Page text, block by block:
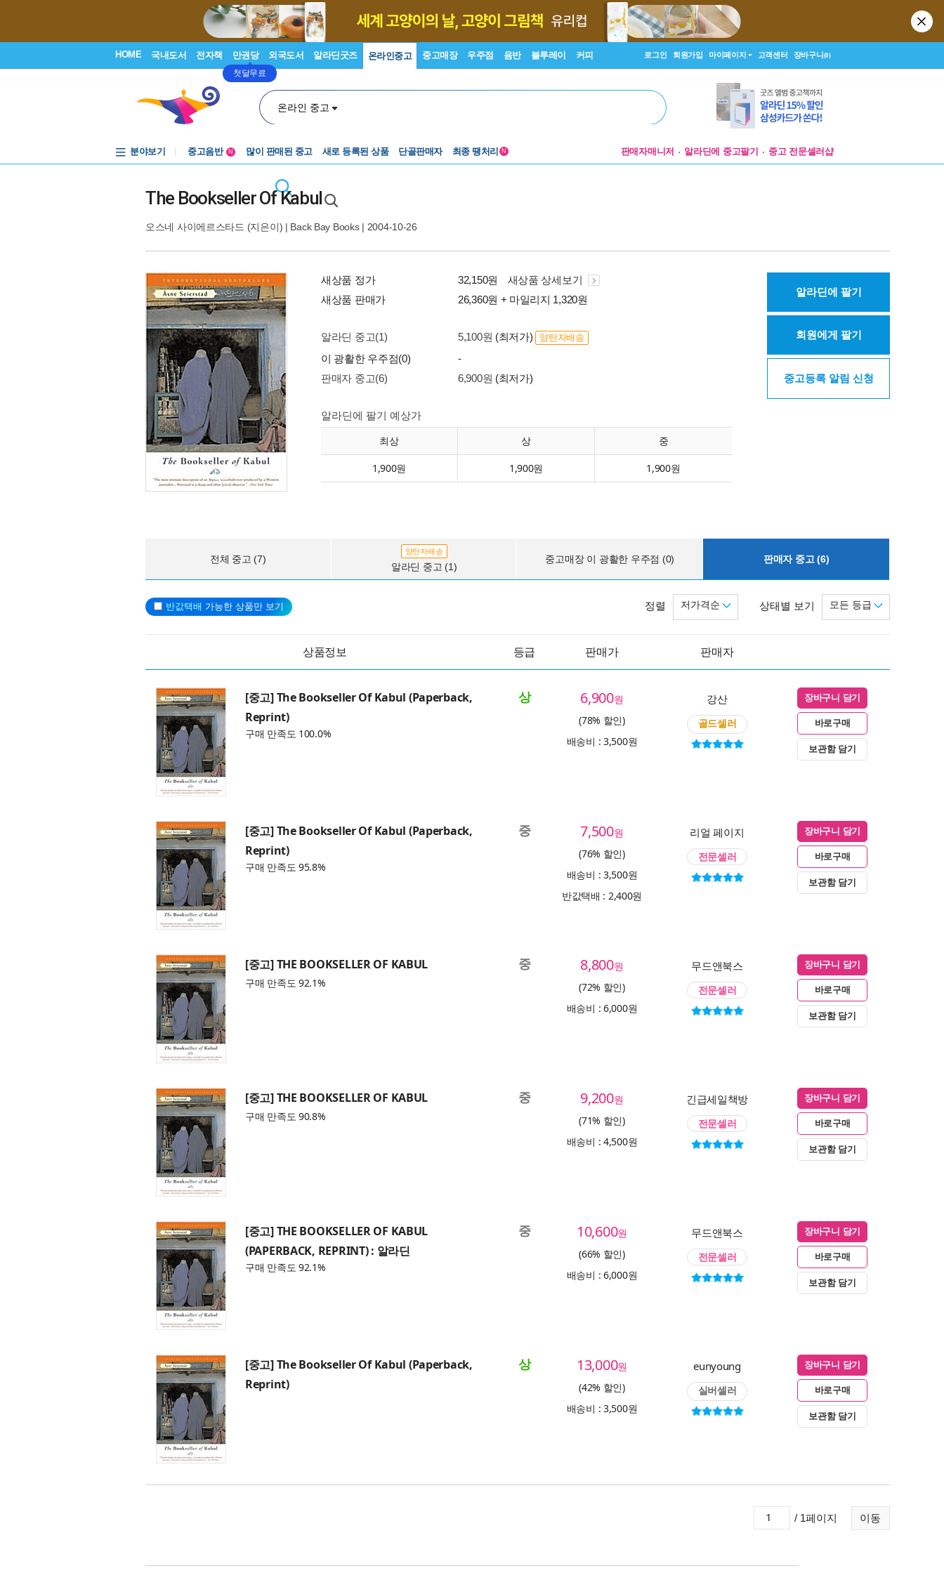
HOME 국내도서 전자책 만권당
첫달무료
외국도서 알라딘굿즈 온라인중고 중고매장 우주점 음반 블루레이 커피 로그인 회원가입 마이페이지 고객센터 장바구니(0)
온라인 중고
분야보기
중고음반
N 많이 판매된 중고 새로 등록된 상품 단골판매자 최종 땡처리 N 판매자매니저 알라딘에 중고팔기 중고 전문셀러샵
The Bookseller Of Kabul
오스네 사이에르스타드 (지은이) | Back Bay Books| 2004-10-26
새상품 정가 32,150원
새상품 상세보기
새상품 판매가
26,360원 + 마일리지 1,320원
알라딘 중고(1) 5,100원 (최저가) 양탄자배송
이 광활한 우주점(0)
-
판매자 중고(6)
6,900원 (최저가)
알라딘에 팔기 예상가
최상 상 중
1,900원 1,900원 1,900원
알라딘에 팔기
회원에게 팔기
중고등록 알림 신청
전체 중고 (7)
양탄자배송
알라딘 중고 (1)
중고매장 이 광활한 우주점 (0) 판매자 중고 (6)
반값택배 가능한 상품만 보기 상태별 보기 모든 등급
정렬 저가격순
상품정보 등급 판매가 판매자
[중고] The Bookseller Of Kabul (Paperback,
Reprint)
구매 만족도 100.0%
상 6,900원
(78% 할인)
배송비 : 3,500원
강산
골드셀러
장바구니 담기
바로구매
보관함 담기
[중고] The Bookseller Of Kabul (Paperback,
Reprint)
구매 만족도 95.8%
중 7,500원
(76% 할인)
배송비 : 3,500원
반값택배 : 2,400원
리얼 페이지
전문셀러
장바구니 담기
바로구매
보관함 담기
[중고] THE BOOKSELLER OF KABUL
구매 만족도 92.1%
중 8,800원
(72% 할인)
배송비 : 6,000원
무드앤북스
전문셀러
장바구니 담기
바로구매
보관함 담기
[중고] THE BOOKSELLER OF KABUL
구매 만족도 90.8%
중 9,200원
(71% 할인)
배송비 : 4,500원
긴급세일책방
전문셀러
장바구니 담기
바로구매
보관함 담기
[중고] THE BOOKSELLER OF KABUL
(PAPERBACK, REPRINT) : 알라딘
구매 만족도 92.1%
중 10,600원
(66% 할인)
배송비 : 6,000원
무드앤북스
전문셀러
장바구니 담기
바로구매
보관함 담기
[중고] The Bookseller Of Kabul (Paperback,
Reprint)
상 13,000원
(42% 할인)
배송비 : 3,500원
eunyoung
실버셀러
장바구니 담기
바로구매
보관함 담기
이동
/ 1페이지